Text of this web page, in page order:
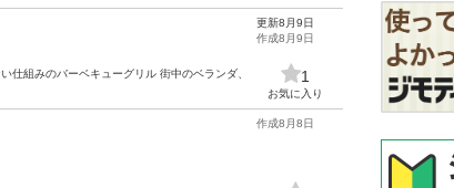
仕組みのバーベキューグリル 街中のベランダ、
更新8月9日
作成8月9日
1
お気に入り
作成8月8日